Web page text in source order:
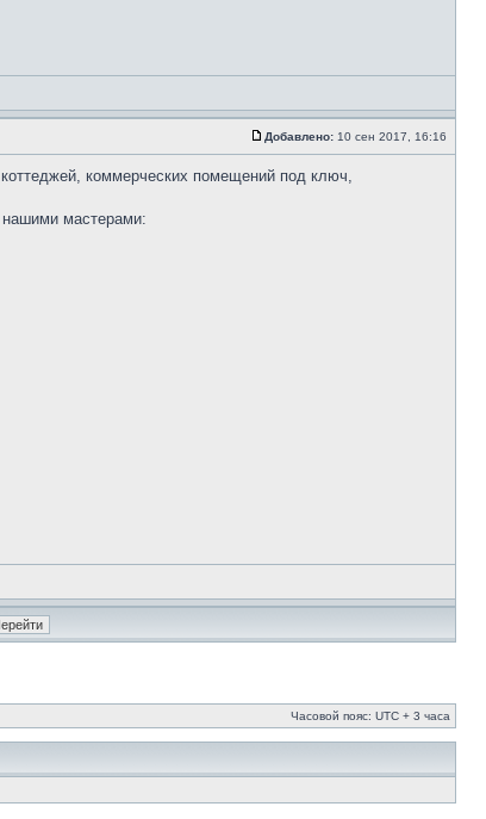
Добавлено: 10 сен 2017, 16:16
коммерческих помещений под ключ,
нашими мастерами:
Часовой пояс: UTC + 3 часа